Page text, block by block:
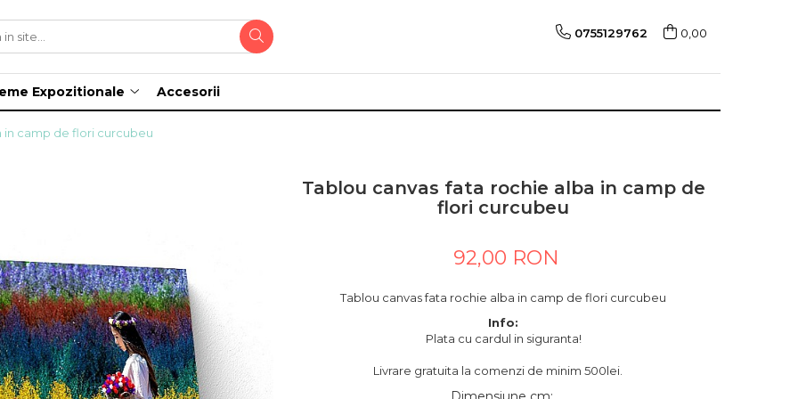
0755129762 0,00
Expozitionale Accesorii
in camp de flori curcubeu
Tablou canvas fata rochie alba in camp de
flori curcubeu
92,00 RON
Tablou canvas fata rochie alba in camp de flori curcubeu
Info:
Plata cu cardul in siguranta!
Livrare gratuita la comenzi de minim 500lei.